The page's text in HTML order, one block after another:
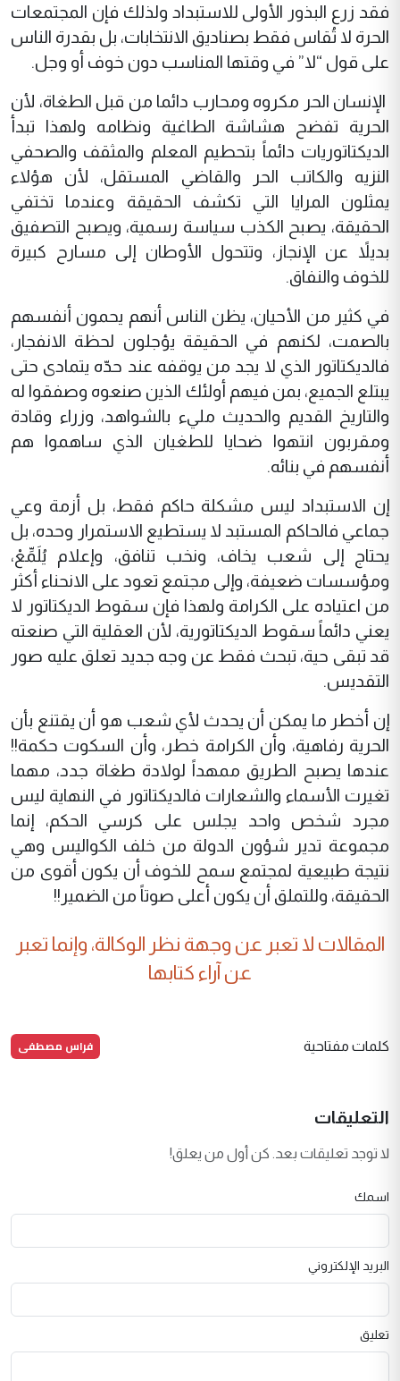
فقد زرع البذور الأولى للاستبداد ولذلك فإن المجتمعات
الحرة لا تُقاس فقط بصناديق الانتخابات، بل بقدرة الناس
على قول “لا” في وقتها المناسب دون خوف أو وجل.
الإنسان الحر مكروه ومحارب دائما من قبل الطغاة، لأن
الحرية تفضح هشاشة الطاغية ونظامه ولهذا تبدأ
الديكتاتوريات دائماً بتحطيم المعلم والمثقف والصحفي
النزيه والكاتب الحر والقاضي المستقل، لأن هؤلاء
يمثلون المرايا التي تكشف الحقيقة وعندما تختفي
الحقيقة، يصبح الكذب سياسة رسمية، ويصبح التصفيق
بديلاً عن الإنجاز، وتتحول الأوطان إلى مسارح كبيرة
للخوف والنفاق.
في كثير من الأحيان، يظن الناس أنهم يحمون أنفسهم
بالصمت، لكنهم في الحقيقة يؤجلون لحظة الانفجار،
فالديكتاتور الذي لا يجد من يوقفه عند حدّه يتمادى حتى
يبتلع الجميع، بمن فيهم أولئك الذين صنعوه وصفقوا له
والتاريخ القديم والحديث مليء بالشواهد، وزراء وقادة
ومقربون انتهوا ضحايا للطغيان الذي ساهموا هم
أنفسهم في بنائه.
إن الاستبداد ليس مشكلة حاكم فقط، بل أزمة وعي
جماعي فالحاكم المستبد لا يستطيع الاستمرار وحده، بل
يحتاج إلى شعب يخاف، ونخب تنافق، وإعلام يُلَمِّعْ،
ومؤسسات ضعيفة، وإلى مجتمع تعود على الانحناء أكثر
من اعتياده على الكرامة ولهذا فإن سقوط الديكتاتور لا
يعني دائماً سقوط الديكتاتورية، لأن العقلية التي صنعته
قد تبقى حية، تبحث فقط عن وجه جديد تعلق عليه صور
التقديس.
إن أخطر ما يمكن أن يحدث لأي شعب هو أن يقتنع بأن
الحرية رفاهية، وأن الكرامة خطر، وأن السكوت حكمة!!
عندها يصبح الطريق ممهداً لولادة طغاة جدد، مهما
تغيرت الأسماء والشعارات فالديكتاتور في النهاية ليس
مجرد شخص واحد يجلس على كرسي الحكم، إنما
مجموعة تدير شؤون الدولة من خلف الكواليس وهي
نتيجة طبيعية لمجتمع سمح للخوف أن يكون أقوى من
الحقيقة، وللتملق أن يكون أعلى صوتاً من الضمير!!
المقالات لا تعبر عن وجهة نظر الوكالة، وإنما تعبر
عن آراء كتابها
كلمات مفتاحية فراس مصطفى
التعليقات
لا توجد تعليقات بعد. كن أول من يعلق!
اسمك
البريد الإلكتروني
تعليق